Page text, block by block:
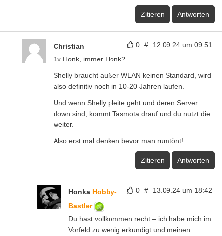
Zitieren Antworten
0 # 12.09.24 um 09:51
Christian
1x Honk, immer Honk?
Shelly braucht außer WLAN keinen Standard, wird
also definitiv noch in 10-20 Jahren laufen.
Und wenn Shelly pleite geht und deren Server
down sind, kommt Tasmota drauf und du nutzt die
weiter.
Also erst mal denken bevor man rumtönt!
Zitieren Antworten
0 # 13.09.24 um 18:42
Honka Hobby-
Bastler
Du hast vollkommen recht – ich habe mich im
Vorfeld zu wenig erkundigt und meinen